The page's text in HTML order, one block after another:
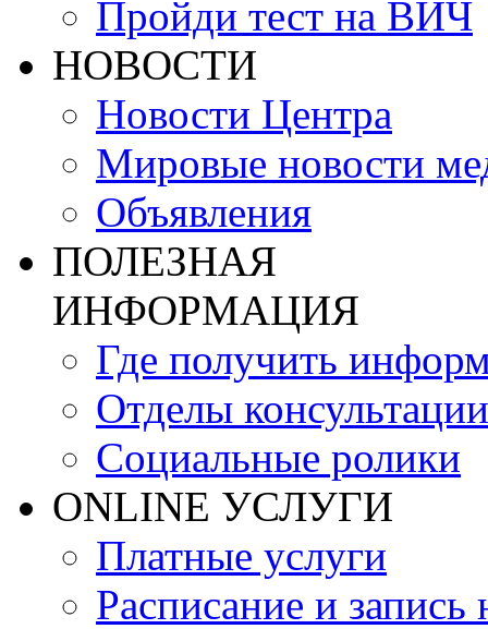
Пройди тест на ВИЧ
НОВОСТИ
Новости Центра
Мировые новости
Объявления
ПОЛЕЗНАЯ
ИНФОРМАЦИЯ
Где получить
Отделы консультации
Социальные ролики
ONLINE УСЛУГИ
Платные услуги
Расписание и запись